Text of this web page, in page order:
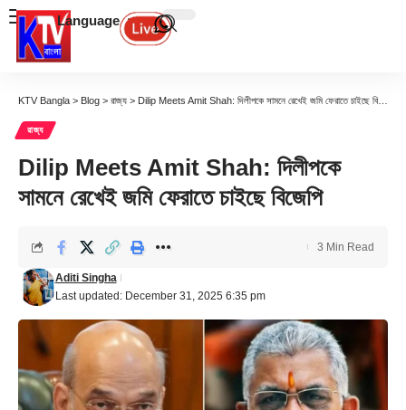
Language
KTV Bangla > Blog > রাজ্য > Dilip Meets Amit Shah: দিলীপকে সামনে রেখেই জমি ফেরাতে চাইছে বিজেপি
রাজ্য
Dilip Meets Amit Shah: দিলীপকে
সামনে রেখেই জমি ফেরাতে চাইছে বিজেপি
Last updated: December 31, 2025 6:35 pm
Aditi Singha
3 Min Read